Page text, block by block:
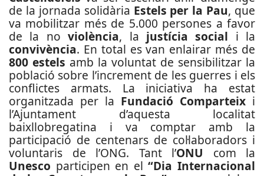
de la jornada solidària Estels per la Pau, que
va mobilitzar més de 5.000 persones a favor
de la noviolència, la justícia social i la
convivència. En total es van enlairar més de
800 estels amb la voluntat de sensibilitzar la
població sobre l’increment de les guerres i els
conflictes armats. La iniciativa ha estat
organitzada per la Fundació Comparteix i
l’Ajuntament d’aquesta localitat
baixllobregatina i va comptar amb la
participació de centenars de col·laboradors i
voluntaris de l’ONG. Tant l’ONU com la
Unesco participen en el“Dia Internacional